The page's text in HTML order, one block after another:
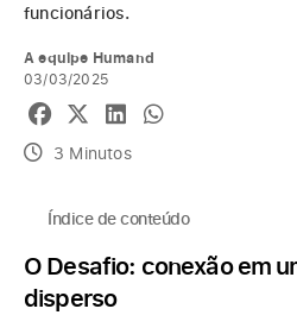
funcionários.
A equipe Humand
03/03/2025
3 Minutos
Índice de conteúdo
O Desafio: conexão em
disperso